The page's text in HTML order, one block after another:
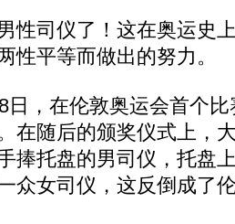
司仪了！这在奥运史
性平等而做出的努力。
，在伦敦奥运会首个比
在随后的颁奖仪式上，
捧托盘的男司仪，托盘
众女司仪，这反倒成了